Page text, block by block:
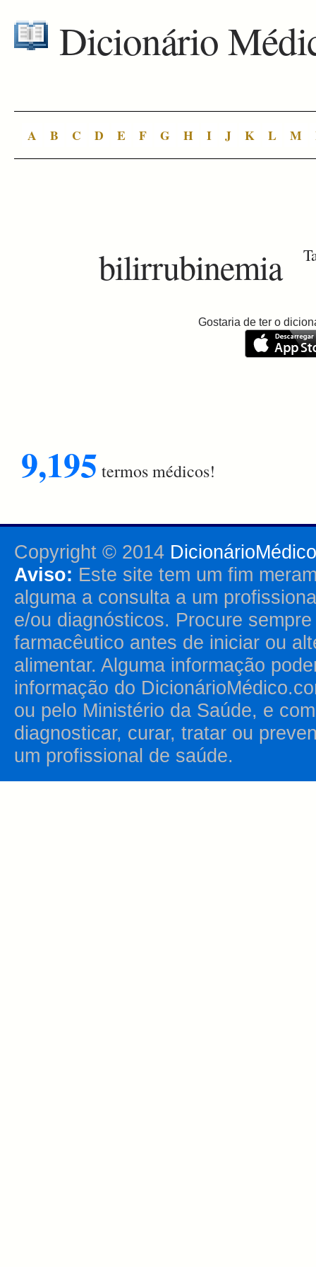
Dicionário
A B C D E F G H I J K L M
bilirrubinemia
Gostaria de ter o
9,195 termos médicos!
Copyright © 2014
Aviso: Este site tem um fim
alguma a consulta a um
e/ou diagnósticos. Procure
farmacêutico antes de iniciar ou
alimentar. Alguma informação
informação do
ou pelo Ministério da Saúde, e
diagnosticar, curar, tratar ou
um profissional de saúde.